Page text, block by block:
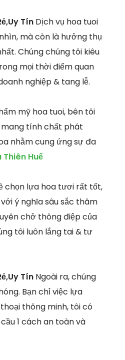
Tín Dịch vụ hoa tuoi
mà còn là hưởng thụ
Chúng chúng tôi kiêu
mọi thời điểm quan
nghiệp & tang lễ.
mỹ hoa tuoi, bên tôi
tính chất phát
nhằm cung ứng sự đa
Huế
chọn lựa hoa tươi rất tốt,
ý nghĩa sâu sắc thâm
chở thông điệp của
tôi luôn lắng tai & tư
Tín Ngoài ra, chúng
Bạn chỉ việc lựa
thông minh, tôi có
1 cách an toàn và